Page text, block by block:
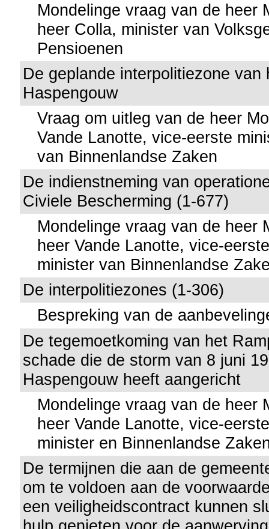
Mondelinge vraag van de heer
heer Colla, minister van
Pensioenen
De geplande interpolitiezone van
Haspengouw
Vraag om uitleg van de heer
Vande Lanotte, vice-eerste
van Binnenlandse Zaken
De indienstneming van
Civiele Bescherming (1-677)
Mondelinge vraag van de heer
heer Vande Lanotte, vice-
minister van Binnenlandse
De interpolitiezones (1-306)
Bespreking van de
De tegemoetkoming van het
schade die de storm van 8 juni
Haspengouw heeft aangericht
Mondelinge vraag van de heer
heer Vande Lanotte, vice-
minister en Binnenlandse
De termijnen die aan de
om te voldoen aan de
een veiligheidscontract kunnen